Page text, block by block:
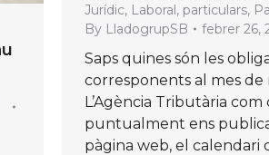
Jurídic, Laboral, particulars,
By LladogrupSB febrer 26,
Saps quines són les
corresponents al mes de
L’Agència Tributària com
puntualment ens
pàgina web, el